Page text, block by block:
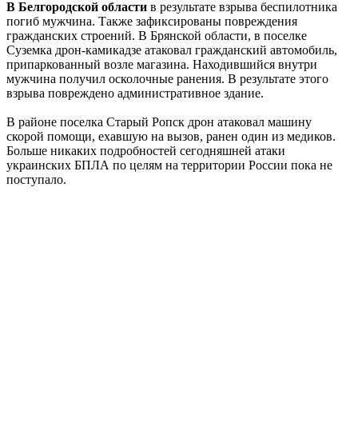
В Белгородской области в результате взрыва беспилотника
погиб мужчина. Также зафиксированы повреждения
гражданских строений. В Брянской области, в поселке
Суземка дрон-камикадзе атаковал гражданский автомобиль,
припаркованный возле магазина. Находившийся внутри
мужчина получил осколочные ранения. В результате этого
взрыва повреждено административное здание.
В районе поселка Старый Ропск дрон атаковал машину
скорой помощи, ехавшую на вызов, ранен один из медиков.
Больше никаких подробностей сегодняшней атаки
украинских БПЛА по целям на территории России пока не
поступало.